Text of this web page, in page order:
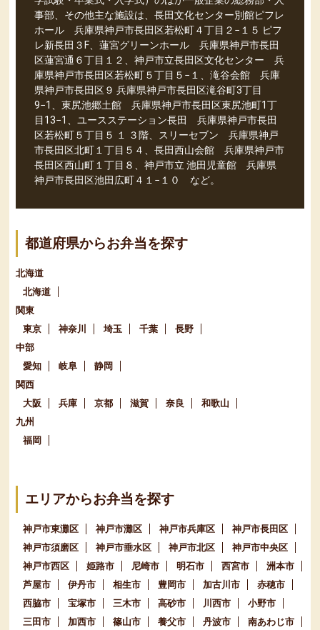
事部、その他主な施設は、長田文化センター別館ピフレ
ホール 兵庫県神戸市長田区若松町４丁目２−１５ ピフ
レ新長田３F、蓮宮グリーンホール 兵庫県神戸市長田
区蓮宮通６丁目１２、神戸市立長田区文化センター 兵
庫県神戸市長田区若松町５丁目５−１、滝谷会館 兵庫
県神戸市長田区９ 兵庫県神戸市長田区滝谷町3丁目
9−1、東尻池郷土館 兵庫県神戸市長田区東尻池町1丁
目13−1、ユースステーション長田 兵庫県神戸市長田
区若松町５丁目５ １ ３階、スリーセブン 兵庫県神戸
市長田区北町１丁目５４、長田西山会館 兵庫県神戸市
長田区西山町１丁目８、神戸市立 池田児童館 兵庫県
神戸市長田区池田広町４１−１０ など。
都道府県からお弁当を探す
北海道
北海道
関東
東京
神奈川 埼玉 千葉
長野
中部
愛知
岐阜
静岡
関西
大阪
兵庫 京都 滋賀 奈良
和歌山
九州
福岡
エリアからお弁当を探す
神戸市東灘区 神戸市灘区 神戸市兵庫区
神戸市長田区
神戸市須磨区
神戸市垂水区 神戸市北区
神戸市中央区
神戸市西区
姫路市 尼崎市 明石市 西宮市
洲本市
芦屋市
伊丹市 相生市 豊岡市 加古川市
赤穂市
西脇市
宝塚市 三木市 高砂市 川西市
小野市
三田市
加西市 篠山市 養父市 丹波市
南あわじ市